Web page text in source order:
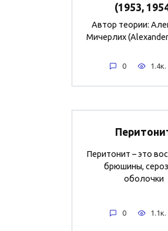
(1953,
Автор теории:
Мичерлих
0 1.4к.
Перитонит – это
брюшины,
оболочки
0 1.1к.